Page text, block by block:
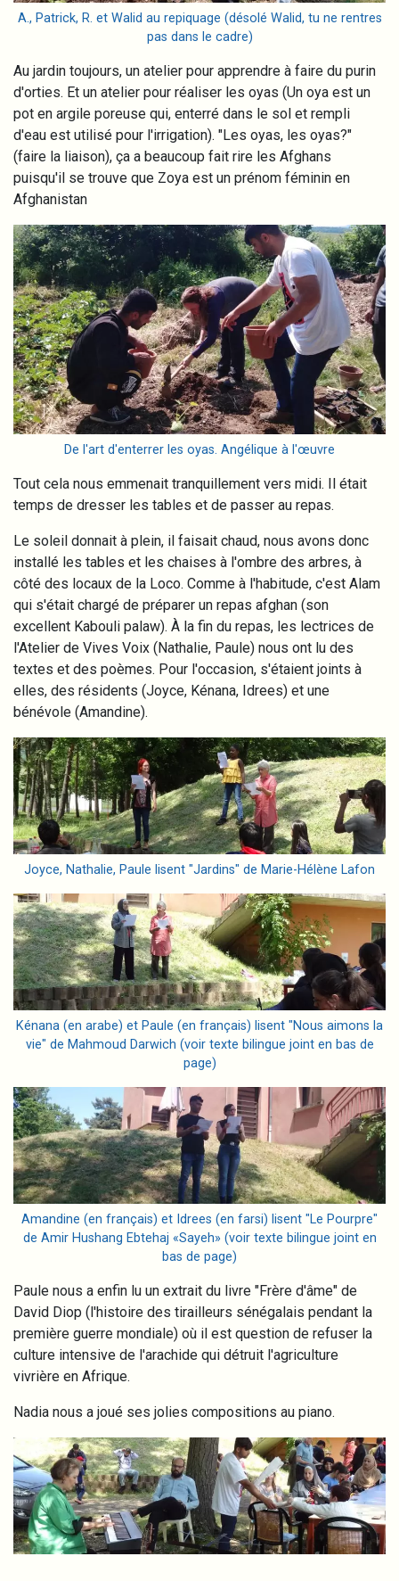
A., Patrick, R. et Walid au repiquage (désolé Walid, tu ne rentres
pas dans le cadre)
Au jardin toujours, un atelier pour apprendre à faire du purin
d'orties. Et un atelier pour réaliser les oyas (Un oya est un
pot en argile poreuse qui, enterré dans le sol et rempli
d'eau est utilisé pour l'irrigation). "Les oyas, les oyas?"
(faire la liaison), ça a beaucoup fait rire les Afghans
puisqu'il se trouve que Zoya est un prénom féminin en
Afghanistan
De l'art d'enterrer les oyas. Angélique à l'œuvre
Tout cela nous emmenait tranquillement vers midi. Il était
temps de dresser les tables et de passer au repas.
Le soleil donnait à plein, il faisait chaud, nous avons donc
installé les tables et les chaises à l'ombre des arbres, à
côté des locaux de la Loco. Comme à l'habitude, c'est Alam
qui s'était chargé de préparer un repas afghan (son
excellent Kabouli palaw). À la fin du repas, les lectrices de
l'Atelier de Vives Voix (Nathalie, Paule) nous ont lu des
textes et des poèmes. Pour l'occasion, s'étaient joints à
elles, des résidents (Joyce, Kénana, Idrees) et une
bénévole (Amandine).
Image
Joyce, Nathalie, Paule lisent "Jardins" de Marie-Hélène Lafon
Image
Kénana (en arabe) et Paule (en français) lisent "Nous aimons la
vie" de Mahmoud Darwich (voir texte bilingue joint en bas de
page)
Image
Amandine (en français) et Idrees (en farsi) lisent "Le Pourpre"
de Amir Hushang Ebtehaj «Sayeh» (voir texte bilingue joint en
bas de page)
Paule nous a enfin lu un extrait du livre "Frère d'âme" de
David Diop (l'histoire des tirailleurs sénégalais pendant la
première guerre mondiale) où il est question de refuser la
culture intensive de l'arachide qui détruit l'agriculture
vivrière en Afrique.
Nadia nous a joué ses jolies compositions au piano.
Image